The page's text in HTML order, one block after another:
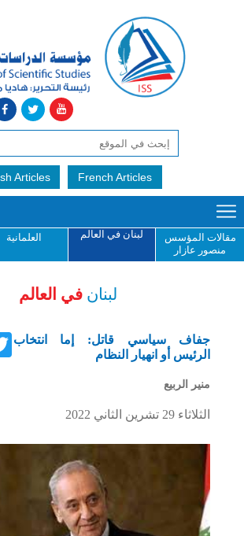
Articles French Articles
مقالات المؤسس
منصور عازار
لبنان في العالم العلمانية
لبنان في العالم
جفاف سياسي قاتل: إما انتخاب
الرئيس أو انهيار النظام
منير الربيع
الثلاثاء 29 تشرين الثاني 2022